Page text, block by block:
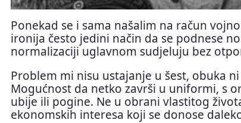
Ponekad se i sama našalim na račun
ironija često jedini način da se podnese
normalizaciji uglavnom sudjeluju bez
Problem mi nisu ustajanje u šest, obuka
Mogućnost da netko završi u uniformi, s
ubije ili pogine. Ne u obrani vlastitog
ekonomskih interesa koji se donose